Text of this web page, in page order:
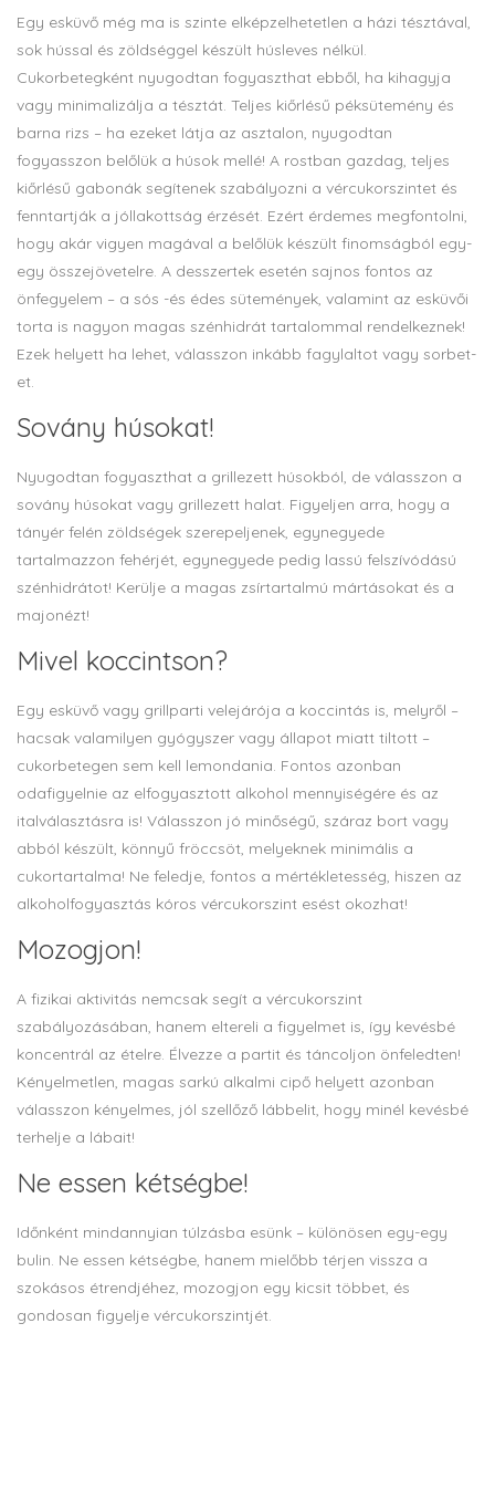
Egy esküvő még ma is szinte elképzelhetetlen a házi tésztával,
sok hússal és zöldséggel készült húsleves nélkül.
Cukorbetegként nyugodtan fogyaszthat ebből, ha kihagyja
vagy minimalizálja a tésztát. Teljes kiőrlésű péksütemény és
barna rizs – ha ezeket látja az asztalon, nyugodtan
fogyasszon belőlük a húsok mellé! A rostban gazdag, teljes
kiőrlésű gabonák segítenek szabályozni a vércukorszintet és
fenntartják a jóllakottság érzését. Ezért érdemes megfontolni,
hogy akár vigyen magával a belőlük készült finomságból egy-
egy összejövetelre. A desszertek esetén sajnos fontos az
önfegyelem – a sós -és édes sütemények, valamint az esküvői
torta is nagyon magas szénhidrát tartalommal rendelkeznek!
Ezek helyett ha lehet, válasszon inkább fagylaltot vagy sorbet-
et.
Sovány húsokat!
Nyugodtan fogyaszthat a grillezett húsokból, de válasszon a
sovány húsokat vagy grillezett halat. Figyeljen arra, hogy a
tányér felén zöldségek szerepeljenek, egynegyede
tartalmazzon fehérjét, egynegyede pedig lassú felszívódású
szénhidrátot! Kerülje a magas zsírtartalmú mártásokat és a
majonézt!
Mivel koccintson?
Egy esküvő vagy grillparti velejárója a koccintás is, melyről –
hacsak valamilyen gyógyszer vagy állapot miatt tiltott –
cukorbetegen sem kell lemondania. Fontos azonban
odafigyelnie az elfogyasztott alkohol mennyiségére és az
italválasztásra is! Válasszon jó minőségű, száraz bort vagy
abból készült, könnyű fröccsöt, melyeknek minimális a
cukortartalma! Ne feledje, fontos a mértékletesség, hiszen az
alkoholfogyasztás kóros vércukorszint esést okozhat!
Mozogjon!
A fizikai aktivitás nemcsak segít a vércukorszint
szabályozásában, hanem eltereli a figyelmet is, így kevésbé
koncentrál az ételre. Élvezze a partit és táncoljon önfeledten!
Kényelmetlen, magas sarkú alkalmi cipő helyett azonban
válasszon kényelmes, jól szellőző lábbelit, hogy minél kevésbé
terhelje a lábait!
Ne essen kétségbe!
Időnként mindannyian túlzásba esünk – különösen egy-egy
bulin. Ne essen kétségbe, hanem mielőbb térjen vissza a
szokásos étrendjéhez, mozogjon egy kicsit többet, és
gondosan figyelje vércukorszintjét.